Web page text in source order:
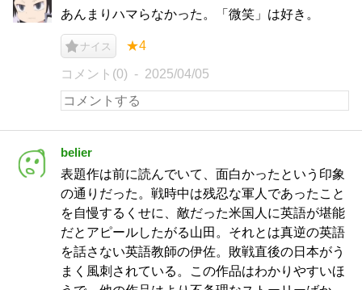
あんまりハマらなかった。「微笑」は好き。
ナイス ★4
コメント(0) 2025/04/05
belier
表題作は前に読んでいて、面白かったという印象
の通りだった。戦時中は残忍な軍人であったこと
を自慢するくせに、敵だった米国人に英語が堪能
だとアピールしたがる山田。それとは真逆の英語
を話さない英語教師の伊佐。敗戦直後の日本がう
まく風刺されている。この作品はわかりやすいほ